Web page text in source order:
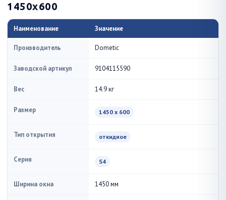
1450x600
Наименование Значение
Производитель Dometic
Заводской артикул 9104115590
Вес 14.9 кг
Размер 1450 x 600
Тип открытия откидное
Серия S4
Ширина окна 1450 мм